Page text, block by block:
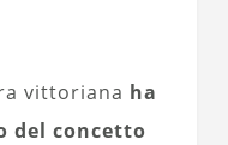
vittoriana ha
del concetto